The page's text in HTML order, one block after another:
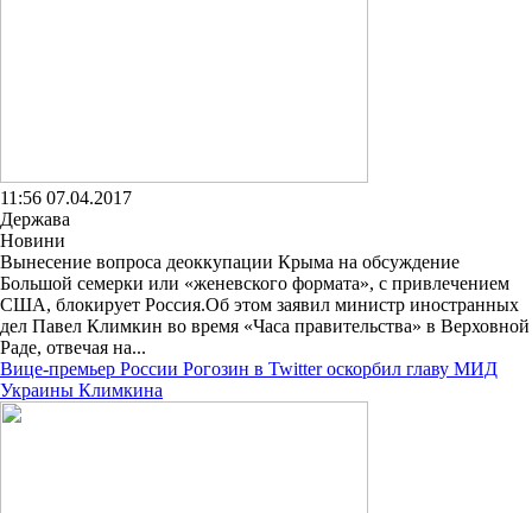
11:56 07.04.2017
Держава
Новини
Вынесение вопроса деоккупации Крыма на обсуждение
Большой семерки или «женевского формата», с привлечением
США, блокирует Россия.Об этом заявил министр иностранных
дел Павел Климкин во время «Часа правительства» в Верховной
Раде, отвечая на...
Вице-премьер России Рогозин в Twitter оскорбил главу МИД
Украины Климкина